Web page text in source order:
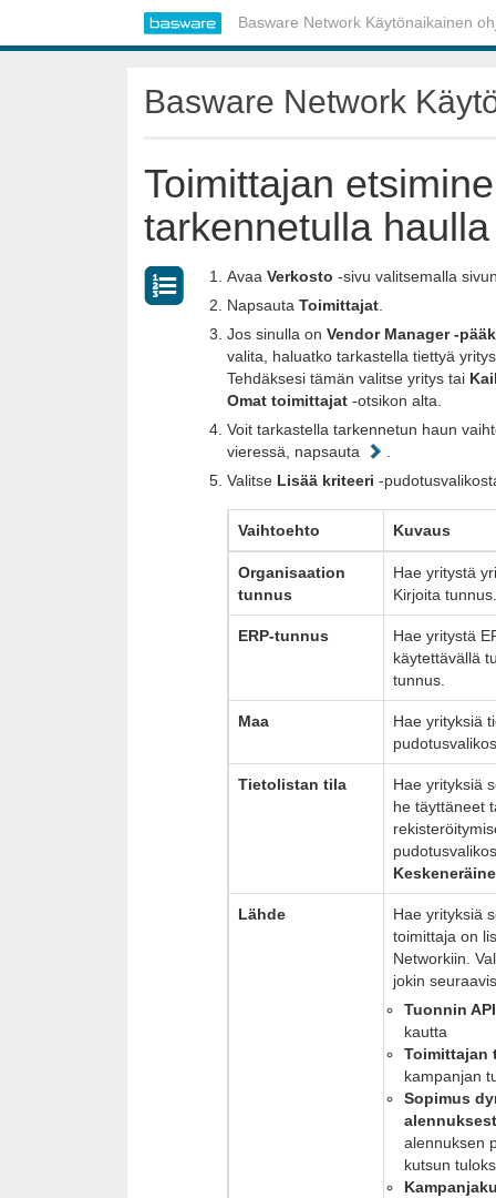
Basware Network Käytönaikainen
Basware Network
Toimittajan
tarkennetulla haulla
Avaa Verkosto -sivu valitsemalla
Napsauta Toimittajat.
Jos sinulla on Vendor Manager -
valita, haluatko tarkastella tiettyä
Tehdäksesi tämän valitse yritys tai
Omat toimittajat -otsikon alta.
Voit tarkastella tarkennetun haun
vieressä, napsauta
.
Valitse Lisää kriteeri -
Vaihtoehto Kuvaus
Organisaation
tunnus
Hae yritystä
Kirjoita tunnus.
ERP-tunnus
Hae yritystä
käytettävällä
tunnus.
Maa
Hae yrityksiä
Tietolistan tila
Hae yrityksiä
he täyttäneet
Lähde
Hae yrityksiä
toimittaja on
Networkiin.
jokin
Tuonnin API
kautta
Toimittajan
kampanjan
Sopimus
alennuksen
kutsun